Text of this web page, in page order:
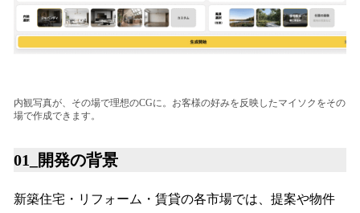
内観写真が、その場で理想のCGに。お客様の好みを反映したマイソクをその
場で作成できます。
01_開発の背景
新築住宅・リフォーム・賃貸の各市場では、提案や物件